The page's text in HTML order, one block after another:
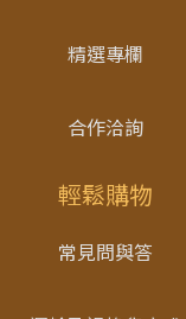
精選專欄
合作洽詢
輕鬆購物
常見問與答